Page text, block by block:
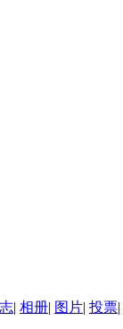
| 相册| 图片| 投票|